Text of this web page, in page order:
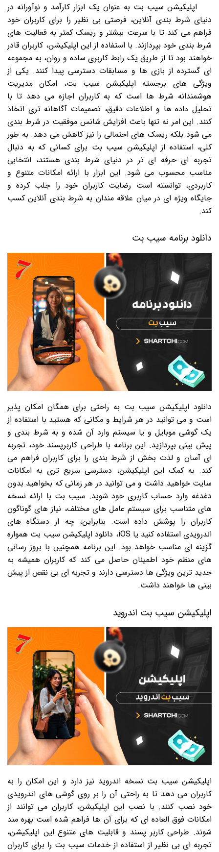
اپلیکیشن سیب بت به عنوان یک ابزار کارآمد و نوآورانه در
دنیای شرط بندی آنلاین، فرصتی بی نظیر را برای کاربران خود
فراهم می کند تا با سرعت بیشتر و ریسک کمتر به فعالیت های
شرط بندی خود بپردازند. با استفاده از این اپلیکیشن، کاربران قادر
خواهند بود تا از طریق یک رابط کاربری ساده و روان، به مجموعه
ای گسترده از بازی ها و مسابقات دسترسی پیدا کنند. یکی از
ویژگی های برجسته اپلیکیشن سیب بت، امکان مدیریت
هوشمندانه شرط ها است که به کاربران اجازه می دهد تا با
تحلیل داده ها و اطلاعات دقیق، تصمیمات آگاهانه تری اتخاذ
کنند. این امر نه تنها باعث افزایش شانس موفقیت در شرط بندی
می شود بلکه ریسک های احتمالی را نیز کاهش می دهد. به طور
کلی، استفاده از اپلیکیشن سیب بت برای کسانی که به دنبال
تجربه ای حرفه ای تر در دنیای شرط بندی هستند، انتخابی
مناسب محسوب می شود. این ابزار با ارائه امکانات متنوع و
کاربردی، توانسته است رضایت کاربران خود را جلب کرده و
جایگاه ویژه ای در میان علاقه مندان به شرط بندی آنلاین کسب
کند.
دانلود برنامه سیب بت
دانلود اپلیکیشن سیب بت به راحتی برای همگان امکان پذیر
است و می توانید در هر شرایط و مکانی که هستید با استفاده از
یک گوشی موبایل و یا سیستم وارد آن شده و به شرط بندی و
پیش بینی بپردازید. این برنامه با طراحی کاربرپسند خود، تجربه
ای آسان و لذت بخش از شرط بندی را برای کاربران فراهم می
کند. به کمک این اپلیکیشن، دسترسی سریع تری به امکانات
سایت خواهید داشت و می توانید در هر زمانی که بخواهید بدون
دغدغه وارد حساب کاربری خود شوید. سیب بت با ارائه نسخه
های متناسب برای سیستم عامل های مختلف، نیاز های گوناگون
کاربران را پوشش داده است. بنابراین، چه از دستگاه های
اندرویدی استفاده کنید یا iOS، دانلود اپلیکیشن سیب بت همواره
گزینه ای مناسب خواهد بود. این برنامه همچنین با بروز رسانی
های منظم خود اطمینان حاصل می کند که کاربران همیشه به
جدید ترین ویژگی ها دسترسی دارند و تجربه ای بی نقص از پیش
بینی ها خواهند داشت.
اپلیکیشن سیب بت اندروید
اپلیکیشن سیب بت نسخه اندروید نیز دارد و این امکان را به
کاربران می دهد تا به راحتی آن را بر روی گوشی های اندرویدی
خود نصب کنند. با نصب این اپلیکیشن، کاربران می توانند از
امکانات فوق العاده ای که برای آن ها فراهم شده است بهره مند
شوند. طراحی کاربر پسند و قابلیت های متنوع این اپلیکیشن،
تجربه ای بی نظیر از استفاده از خدمات سیب بت را برای کاربران